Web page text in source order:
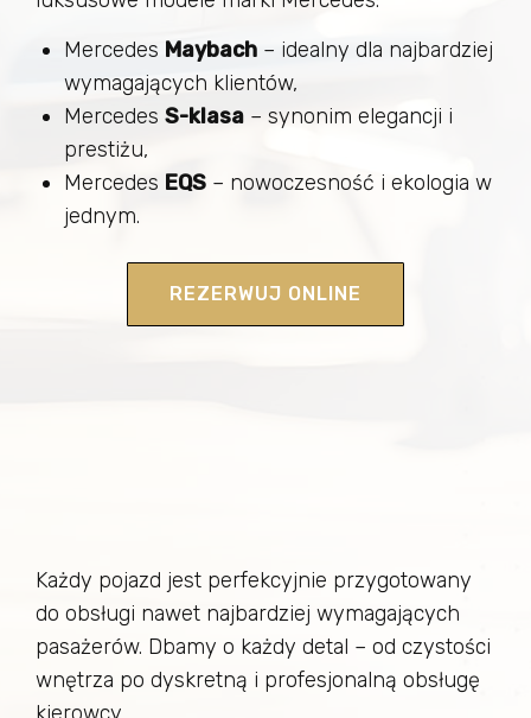
Mercedes Maybach – idealny dla najbardziej
wymagających klientów,
Mercedes S-klasa – synonim elegancji i
prestiżu,
Mercedes EQS – nowoczesność i ekologia w
jednym.
REZERWUJ ONLINE
Każdy pojazd jest perfekcyjnie przygotowany
do obsługi nawet najbardziej wymagających
pasażerów. Dbamy o każdy detal – od czystości
wnętrza po dyskretną i profesjonalną obsługę